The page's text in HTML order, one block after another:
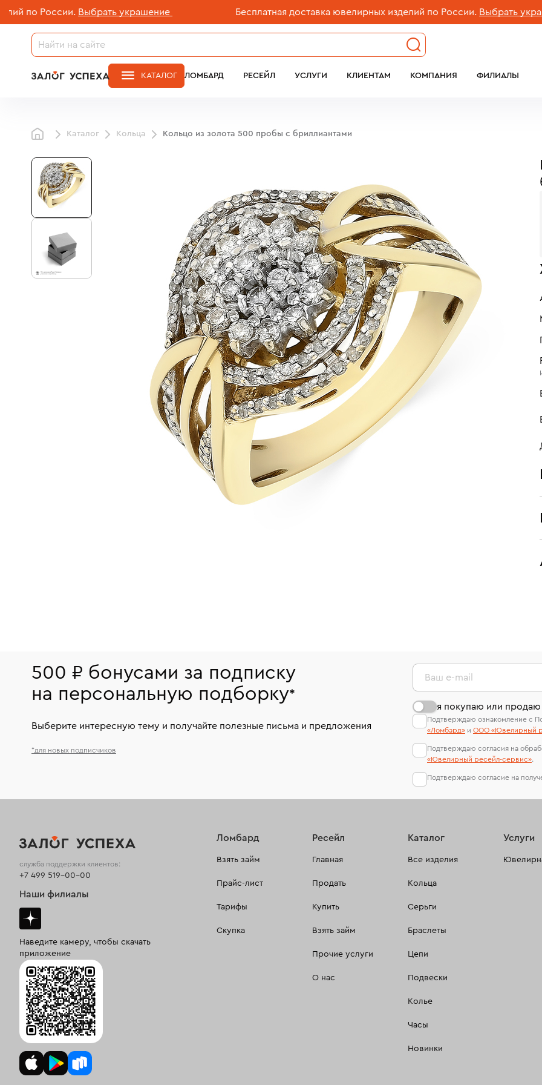
России. Выбрать украшение Бесплатная доставка ювелирных изделий по России. Выбрать
ЛОМБАРД РЕСЕЙЛ УСЛУГИ КЛИЕНТАМ КОМПАНИЯ ФИЛИАЛЫ
КАТАЛОГ
Каталог Кольца Кольцо из золота 500 пробы с бриллиантами
500 ₽ бонусами за подписку
на персональную подборку*
Выберите интересную тему и получайте полезные письма и предложения
*для новых подписчиков
Ваш e-mail
я покупаю или
Подтверждаю ознакомление с
«Ломбард» и ООО «Ювелирный
Подтверждаю согласия на
«Ювелирный ресейл-сервиc».
Подтверждаю согласие на
Ломбард
Взять займ
Прайс-лист
Тарифы
Скупка
Ресейл
Главная
Продать
Купить
Взять займ
Прочие услуги
О нас
Каталог
Все изделия
Кольца
Серьги
Браслеты
Цепи
Подвески
Колье
Часы
Новинки
Услуги
служба поддержки клиентов:
+7 499 519-00-00
Наши филиалы
Наведите камеру, чтобы скачать
приложение